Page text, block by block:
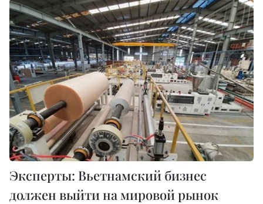
Эксперты: Вьетнамский бизнес
должен выйти на мировой рынок